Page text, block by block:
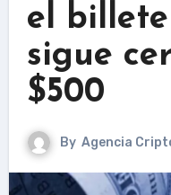
el billete
sigue
$500
By Agencia